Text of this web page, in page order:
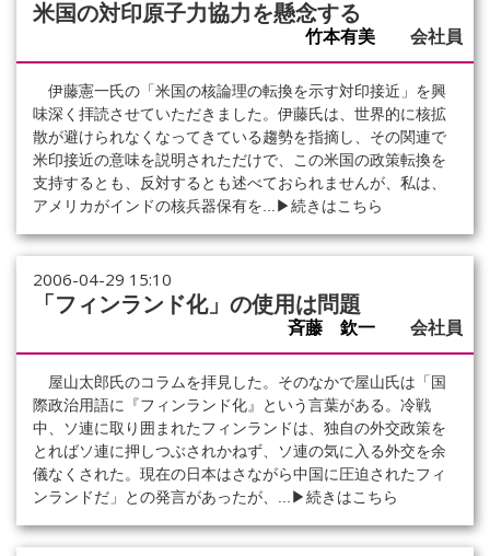
米国の対印原子力協力を懸念する
竹本有美 会社員
伊藤憲一氏の「米国の核論理の転換を示す対印接近」を興
味深く拝読させていただきました。伊藤氏は、世界的に核拡
散が避けられなくなってきている趨勢を指摘し、その関連で
米印接近の意味を説明されただけで、この米国の政策転換を
支持するとも、反対するとも述べておられませんが、私は、
アメリカがインドの核兵器保有を...
▶続きはこちら
2006-04-29 15:10
「フィンランド化」の使用は問題
斉藤 欽一 会社員
屋山太郎氏のコラムを拝見した。そのなかで屋山氏は「国
際政治用語に『フィンランド化』という言葉がある。冷戦
中、ソ連に取り囲まれたフィンランドは、独自の外交政策を
とればソ連に押しつぶされかねず、ソ連の気に入る外交を余
儀なくされた。現在の日本はさながら中国に圧迫されたフィ
ンランドだ」との発言があったが、...
▶続きはこちら